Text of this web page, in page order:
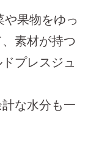
や果物をゆっ
素材が持つ
プレスジュ
な水分も一